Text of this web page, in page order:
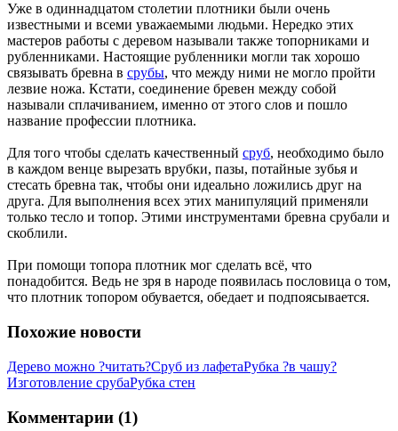
Уже в одиннадцатом столетии плотники были очень
известными и всеми уважаемыми людьми. Нередко этих
мастеров работы с деревом называли также топорниками и
рубленниками. Настоящие рубленники могли так хорошо
связывать бревна в срубы, что между ними не могло пройти
лезвие ножа. Кстати, соединение бревен между собой
называли сплачиванием, именно от этого слов и пошло
название профессии плотника.
Для того чтобы сделать качественный сруб, необходимо было
в каждом венце вырезать врубки, пазы, потайные зубья и
стесать бревна так, чтобы они идеально ложились друг на
друга. Для выполнения всех этих манипуляций применяли
только тесло и топор. Этими инструментами бревна срубали и
скоблили.
При помощи топора плотник мог сделать всё, что
понадобится. Ведь не зря в народе появилась пословица о том,
что плотник топором обувается, обедает и подпоясывается.
Похожие новости
Дерево можно ?читать?Сруб из лафетаРубка ?в чашу?
Изготовление срубаРубка стен
Комментарии (1)